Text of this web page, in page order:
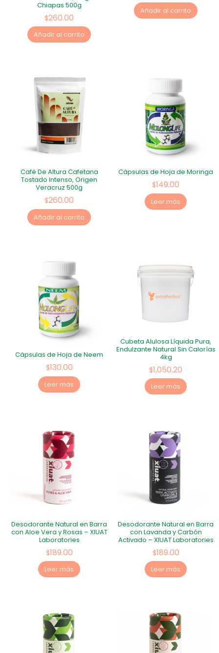
Chiapas 500g
$260.00
Añadir al carrito
Añadir al carrito
Café De Altura Cafetana
Tostado Intenso, Origen
Veracruz 500g
$260.00
Añadir al carrito
Cápsulas de Hoja de Moringa
$149.00
Leer más
Cápsulas de Hoja de Neem
$130.00
Leer más
Cubeta Alulosa Líquida Pura,
Endulzante Natural Sin Calorías
4kg
$1,050.20
Leer más
Desodorante Natural en Barra
con Aloe Vera y Rosas – XIUAT
Laboratories
$189.00
Leer más
Desodorante Natural en Barra
con Lavanda y Carbón
Activado – XIUAT Laboratories
$189.00
Leer más